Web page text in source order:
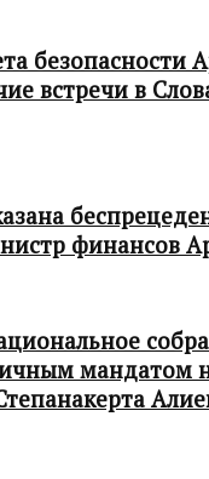
безопасности
встречи в
финансов
мандатом